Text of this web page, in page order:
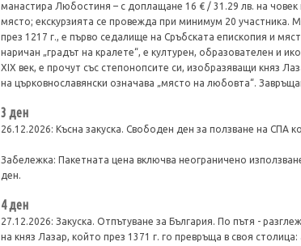
манастира Любостиня – с доплащане 16 € / 31.29 лв. на човек
място; екскурзията се провежда при минимум 20 участника.
през 1217 г., е първо седалище на Сръбската епископия и
наричан „градът на кралете“, е културен, образователен и
XIX век, е прочут със степонопсите си, изобразяващи княз
на църковнославянски означава „място на любовта“.
3 ден
26.12.2026: Късна закуска. Свободен ден за ползване на СПА
Забележка: Пакетната цена включва неограничено
ден.
4 ден
27.12.2026: Закуска. Отпътуване за България. По пътя -
на княз Лазар, който през 1371 г. го превръща в своя